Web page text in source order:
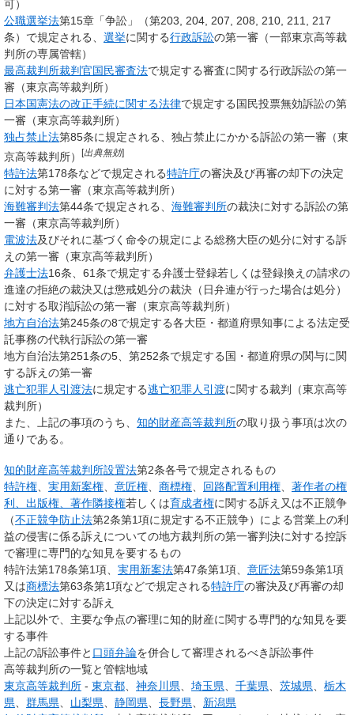
可）
公職選挙法第15章「争訟」（第203, 204, 207, 208, 210, 211, 217
条）で規定される、 選挙に関する行政訴訟の第一審（一部東京高等裁
判所の専属管轄）
最高裁判所裁判官国民審査法で規定する審査に関する行政訴訟の第一
審（東京高等裁判所）
日本国憲法の改正手続に関する法律で規定する国民投票無効訴訟の第
一審（東京高等裁判所）
独占禁止法第85条に規定される、独占禁止にかかる訴訟の第一審（東
京高等裁判所）
[出典無効]
特許法第178条などで規定される特許庁の審決及び再審の却下の決定
に対する第一審（東京高等裁判所）
海難審判法第44条で規定される、 海難審判所の裁決に対する訴訟の第
一審（東京高等裁判所）
電波法及びそれに基づく命令の規定による総務大臣の処分に対する訴
えの第一審（東京高等裁判所）
弁護士法16条、61条で規定する弁護士登録若しくは登録換えの請求の
進達の拒絶の裁決又は懲戒処分の裁決（日弁連が行った場合は処分）
に対する取消訴訟の第一審（東京高等裁判所）
地方自治法第245条の8で規定する各大臣・都道府県知事による法定受
託事務の代執行訴訟の第一審
地方自治法第251条の5、第252条で規定する国・都道府県の関与に関
する訴えの第一審
逃亡犯罪人引渡法に規定する逃亡犯罪人引渡に関する裁判（東京高等
裁判所）
また、上記の事項のうち、 知的財産高等裁判所の取り扱う事項は次の
通りである。
知的財産高等裁判所設置法第2条各号で規定されるもの
特許権、 実用新案権、 意匠権、 商標権、 回路配置利用権、 著作者の権
利、出版権、著作隣接権若しくは育成者権に関する訴え又は不正競争
（不正競争防止法第2条第1項に規定する不正競争）による営業上の利
益の侵害に係る訴えについての地方裁判所の第一審判決に対する控訴
で審理に専門的な知見を要するもの
特許法第178条第1項、 実用新案法第47条第1項、 意匠法第59条第1項
又は商標法第63条第1項などで規定される特許庁の審決及び再審の却
下の決定に対する訴え
上記以外で、主要な争点の審理に知的財産に関する専門的な知見を要
する事件
上記の訴訟事件と 口頭弁論を併合して審理されるべき訴訟事件
高等裁判所の一覧と管轄地域
東京高等裁判所 - 東京都、 神奈川県、 埼玉県、 千葉県、 茨城県、 栃木
県、 群馬県、 山梨県、 静岡県、 長野県、 新潟県